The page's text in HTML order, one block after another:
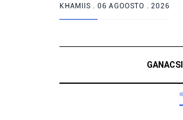
KHAMIIS . 06 AGOOSTO . 2026
GANACSI